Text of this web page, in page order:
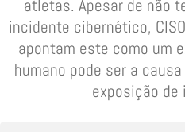
atletas. Apesar de não
incidente cibernético,
apontam este como um
humano pode ser a
exposição de